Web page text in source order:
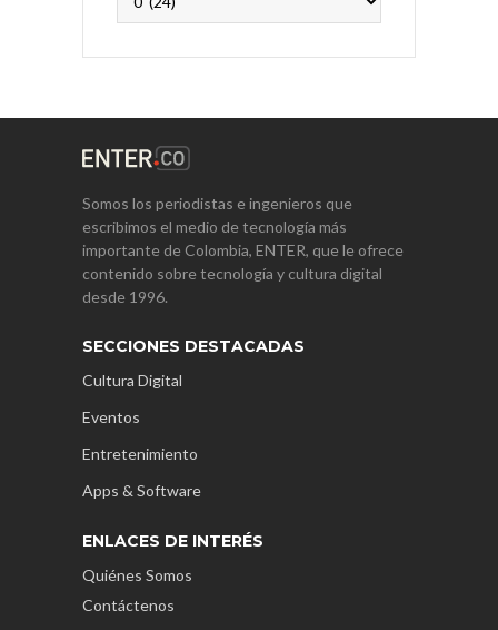
Somos los periodistas e ingenieros que
escribimos el medio de tecnología más
importante de Colombia, ENTER, que le ofrece
contenido sobre tecnología y cultura digital
desde 1996.
SECCIONES DESTACADAS
Cultura Digital
Eventos
Entretenimiento
Apps & Software
ENLACES DE INTERÉS
Quiénes Somos
Contáctenos